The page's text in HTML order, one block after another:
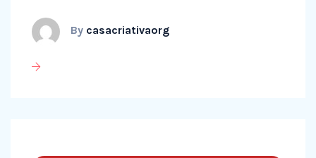
By casacriativaorg